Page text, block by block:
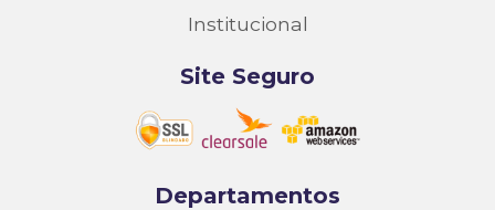
Institucional
Site Seguro
Departamentos